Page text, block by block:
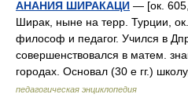
АНАНИЯ ШИРАКАЦИ — [ок.
Ширак, ныне на терр. Турции,
философ и педагог. Учился в
совершенствовался в матем.
городах. Основал (30 е гг.)
педагогическая энциклопедия